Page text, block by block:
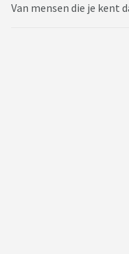
Van mensen die je kent